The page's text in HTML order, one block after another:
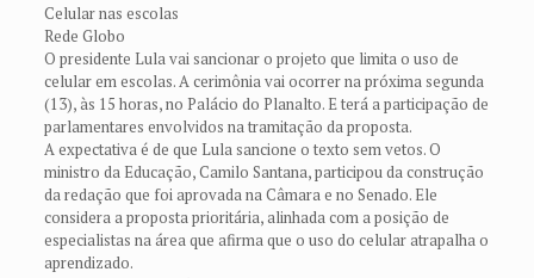
Celular nas escolas
Rede Globo
O presidente Lula vai sancionar o projeto que limita o uso de
celular em escolas. A cerimônia vai ocorrer na próxima segunda
(13), às 15 horas, no Palácio do Planalto. E terá a participação de
parlamentares envolvidos na tramitação da proposta.
A expectativa é de que Lula sancione o texto sem vetos. O
ministro da Educação, Camilo Santana, participou da construção
da redação que foi aprovada na Câmara e no Senado. Ele
considera a proposta prioritária, alinhada com a posição de
especialistas na área que afirma que o uso do celular atrapalha o
aprendizado.